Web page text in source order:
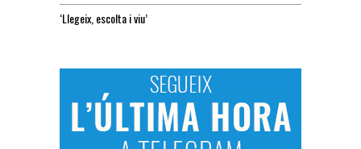
‘Llegeix, escolta i viu’